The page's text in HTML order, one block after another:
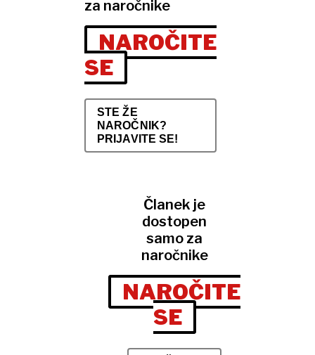
za naročnike
NAROČITE
SE
STE ŽE
NAROČNIK?
PRIJAVITE SE!
Članek je
dostopen
samo za
naročnike
NAROČITE
SE